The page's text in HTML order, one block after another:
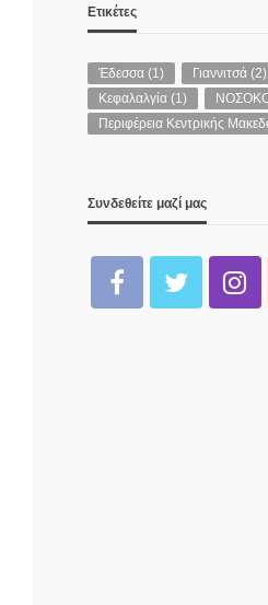
Ετικέτες
Έδεσσα(1) Γιαννιτσά(2)
Κεφαλαλγία(1)
Περιφέρεια Κεντρικής
Συνδεθείτε μαζί μας